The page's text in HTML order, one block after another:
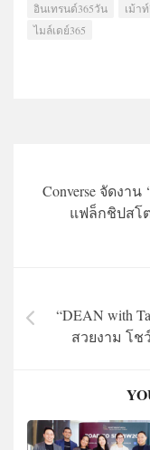
อินเทรนด์365วัน
เม้า
ไมล์เดย์365
Converse จัดงาน
แฟล็กชิปสโ
“DEAN with
สวยงาม โช